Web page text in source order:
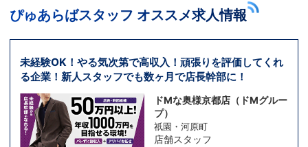
ぴゅあらばスタッフ オススメ求人情報
未経験OK！やる気次第で高収入！頑張りを評価してくれ
る企業！新人スタッフでも数ヶ月で店長幹部に！
ドMな奥様京都店（ドMグルー
プ）
祇園・河原町
店舗スタッフ